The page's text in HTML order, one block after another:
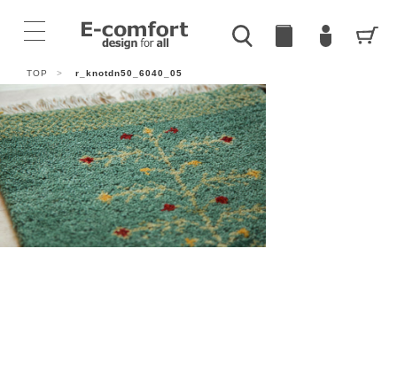
TOP > r_knotdn50_6040_05